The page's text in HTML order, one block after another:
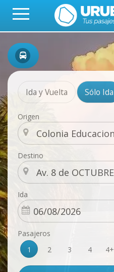
Ida y Vuelta Sólo Ida
Origen
Destino
Ida
Pasajeros
1
2 3 4 4+